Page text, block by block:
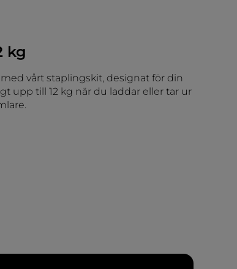
kg
vårt staplingskit, designat för din
upp till 12 kg när du laddar eller tar ur